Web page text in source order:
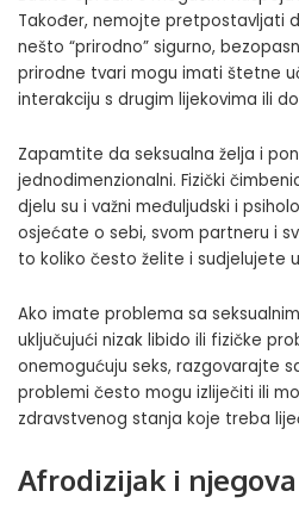
Također, nemojte pretpostavljati
nešto “prirodno” sigurno,
prirodne tvari mogu imati štetne
interakciju s drugim lijekovima ili
Zapamtite da seksualna želja i
jednodimenzionalni. Fizički
djelu su i važni međuljudski i
osjećate o sebi, svom partneru i
to koliko često želite i sudjelujete
Ako imate problema sa
uključujući nizak libido ili fizičke
onemogućuju seks, razgovarajte
problemi često mogu izliječiti ili
zdravstvenog stanja koje treba
Afrodizijak i